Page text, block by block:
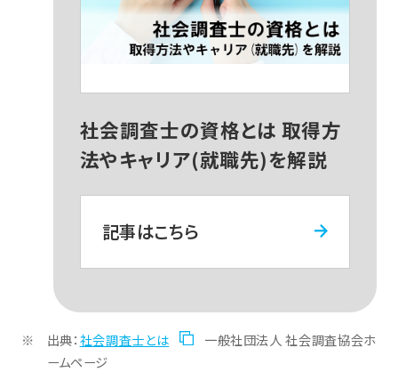
社会調査士の資格とは 取得方
法やキャリア(就職先)を解説
記事はこちら
出典：社会調査士とは
一般社団法人 社会調査協会ホ
ームページ